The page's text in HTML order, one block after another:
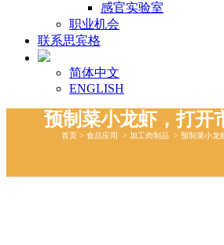
感官实验室
职业机会
联系思宾格
简体中文
ENGLISH
预制菜小龙虾，打开
首页 > 食品应用 > 加工肉制品 > 预制菜小龙